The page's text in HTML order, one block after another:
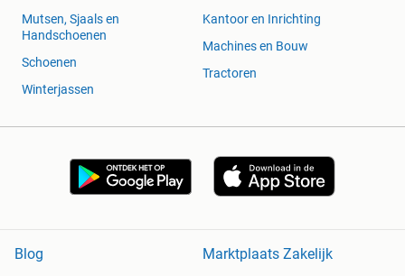
Mutsen, Sjaals en
Handschoenen
Schoenen
Winterjassen
Kantoor en Inrichting
Machines en Bouw
Tractoren
Blog
Marktplaats Zakelijk